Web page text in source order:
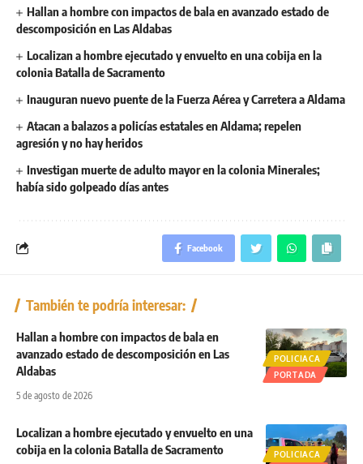
Hallan a hombre con impactos de bala en avanzado estado de
descomposición en Las Aldabas
Localizan a hombre ejecutado y envuelto en una cobija en la
colonia Batalla de Sacramento
Inauguran nuevo puente de la Fuerza Aérea y Carretera a Aldama
Atacan a balazos a policías estatales en Aldama; repelen
agresión y no hay heridos
Investigan muerte de adulto mayor en la colonia Minerales;
había sido golpeado días antes
Facebook
También te podría interesar:
POLICIACA
PORTADA
Hallan a hombre con impactos de bala en
avanzado estado de descomposición en Las
Aldabas
5 de agosto de 2026
POLICIACA
Localizan a hombre ejecutado y envuelto en una
cobija en la colonia Batalla de Sacramento